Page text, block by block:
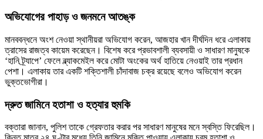
অভিযোগের পাহাড় ও জনমনে আতঙ্ক
মানববন্ধনে অংশ নেওয়া স্থানীয়রা অভিযোগ করেন, আজহার খান দীর্ঘদিন ধরে এলাকায়
ত্রাসের রাজত্ব কায়েম করেছেন। বিশেষ করে প্রভাবশালী ব্যবসায়ী ও সাধারণ মানুষকে
‘হানি ট্র্যাপে’ ফেলে ব্ল্যাকমেইল করে মোটা অংকের অর্থ হাতিয়ে নেওয়াই তার প্রধান
পেশা। এলাকায় তার একটি শক্তিশালী চাঁদাবাজ চক্র রয়েছে বলেও অভিযোগ করেন
ভুক্তভোগীরা।
দ্রুত জামিনে হতাশা ও হত্যার হুমকি
বক্তারা জানান, পুলিশ তাকে গ্রেফতার করার পর সাধারণ মানুষের মনে স্বস্তি ফিরেছিল।